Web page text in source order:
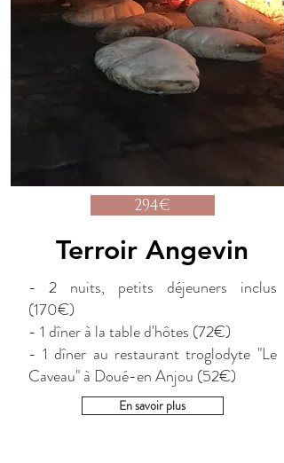
294€
Terroir Angevin
- 2 nuits, petits déjeuners inclus
(170€)
- 1 dîner à la table d'hôtes (72€)
- 1 dîner au restaurant troglodyte "Le
Caveau" à Doué-en Anjou (52€)
En savoir plus